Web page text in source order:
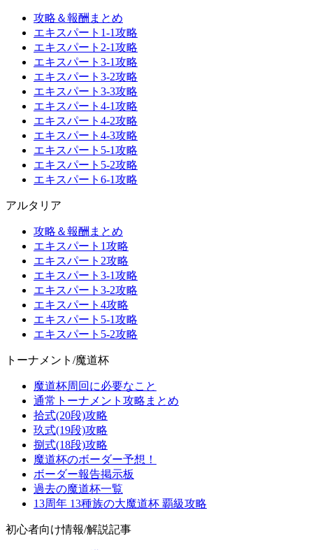
攻略＆報酬まとめ
エキスパート1-1攻略
エキスパート2-1攻略
エキスパート3-1攻略
エキスパート3-2攻略
エキスパート3-3攻略
エキスパート4-1攻略
エキスパート4-2攻略
エキスパート4-3攻略
エキスパート5-1攻略
エキスパート5-2攻略
エキスパート6-1攻略
アルタリア
攻略＆報酬まとめ
エキスパート1攻略
エキスパート2攻略
エキスパート3-1攻略
エキスパート3-2攻略
エキスパート4攻略
エキスパート5-1攻略
エキスパート5-2攻略
トーナメント/魔道杯
魔道杯周回に必要なこと
通常トーナメント攻略まとめ
拾式(20段)攻略
玖式(19段)攻略
捌式(18段)攻略
魔道杯のボーダー予想！
ボーダー報告掲示板
過去の魔道杯一覧
13周年 13種族の大魔道杯 覇級攻略
初心者向け情報/解説記事